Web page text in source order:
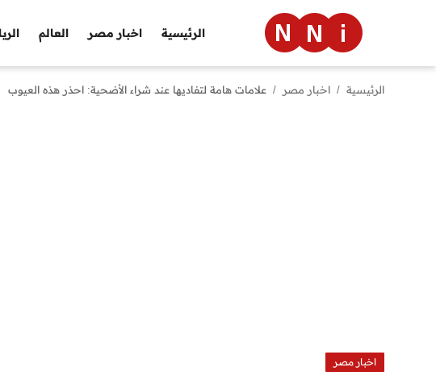
الرئيسية اخبار مصر العالم
منوعات
الرئيسية اخبار مصر علامات هامة لتفاديها عند شراء الأضحية: احذر هذه العيوب
اخبار مصر